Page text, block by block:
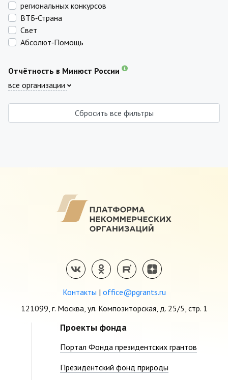
региональных конкурсов
ВТБ‑Страна
Свет
Абсолют‑Помощь
Отчётность в Минюст России
все организации
Сбросить все фильтры
Контакты | office@pgrants.ru
121099, г. Москва, ул. Композиторская, д. 25/5, стр. 1
Проекты фонда
Портал Фонда президентских грантов
Президентский фонд природы